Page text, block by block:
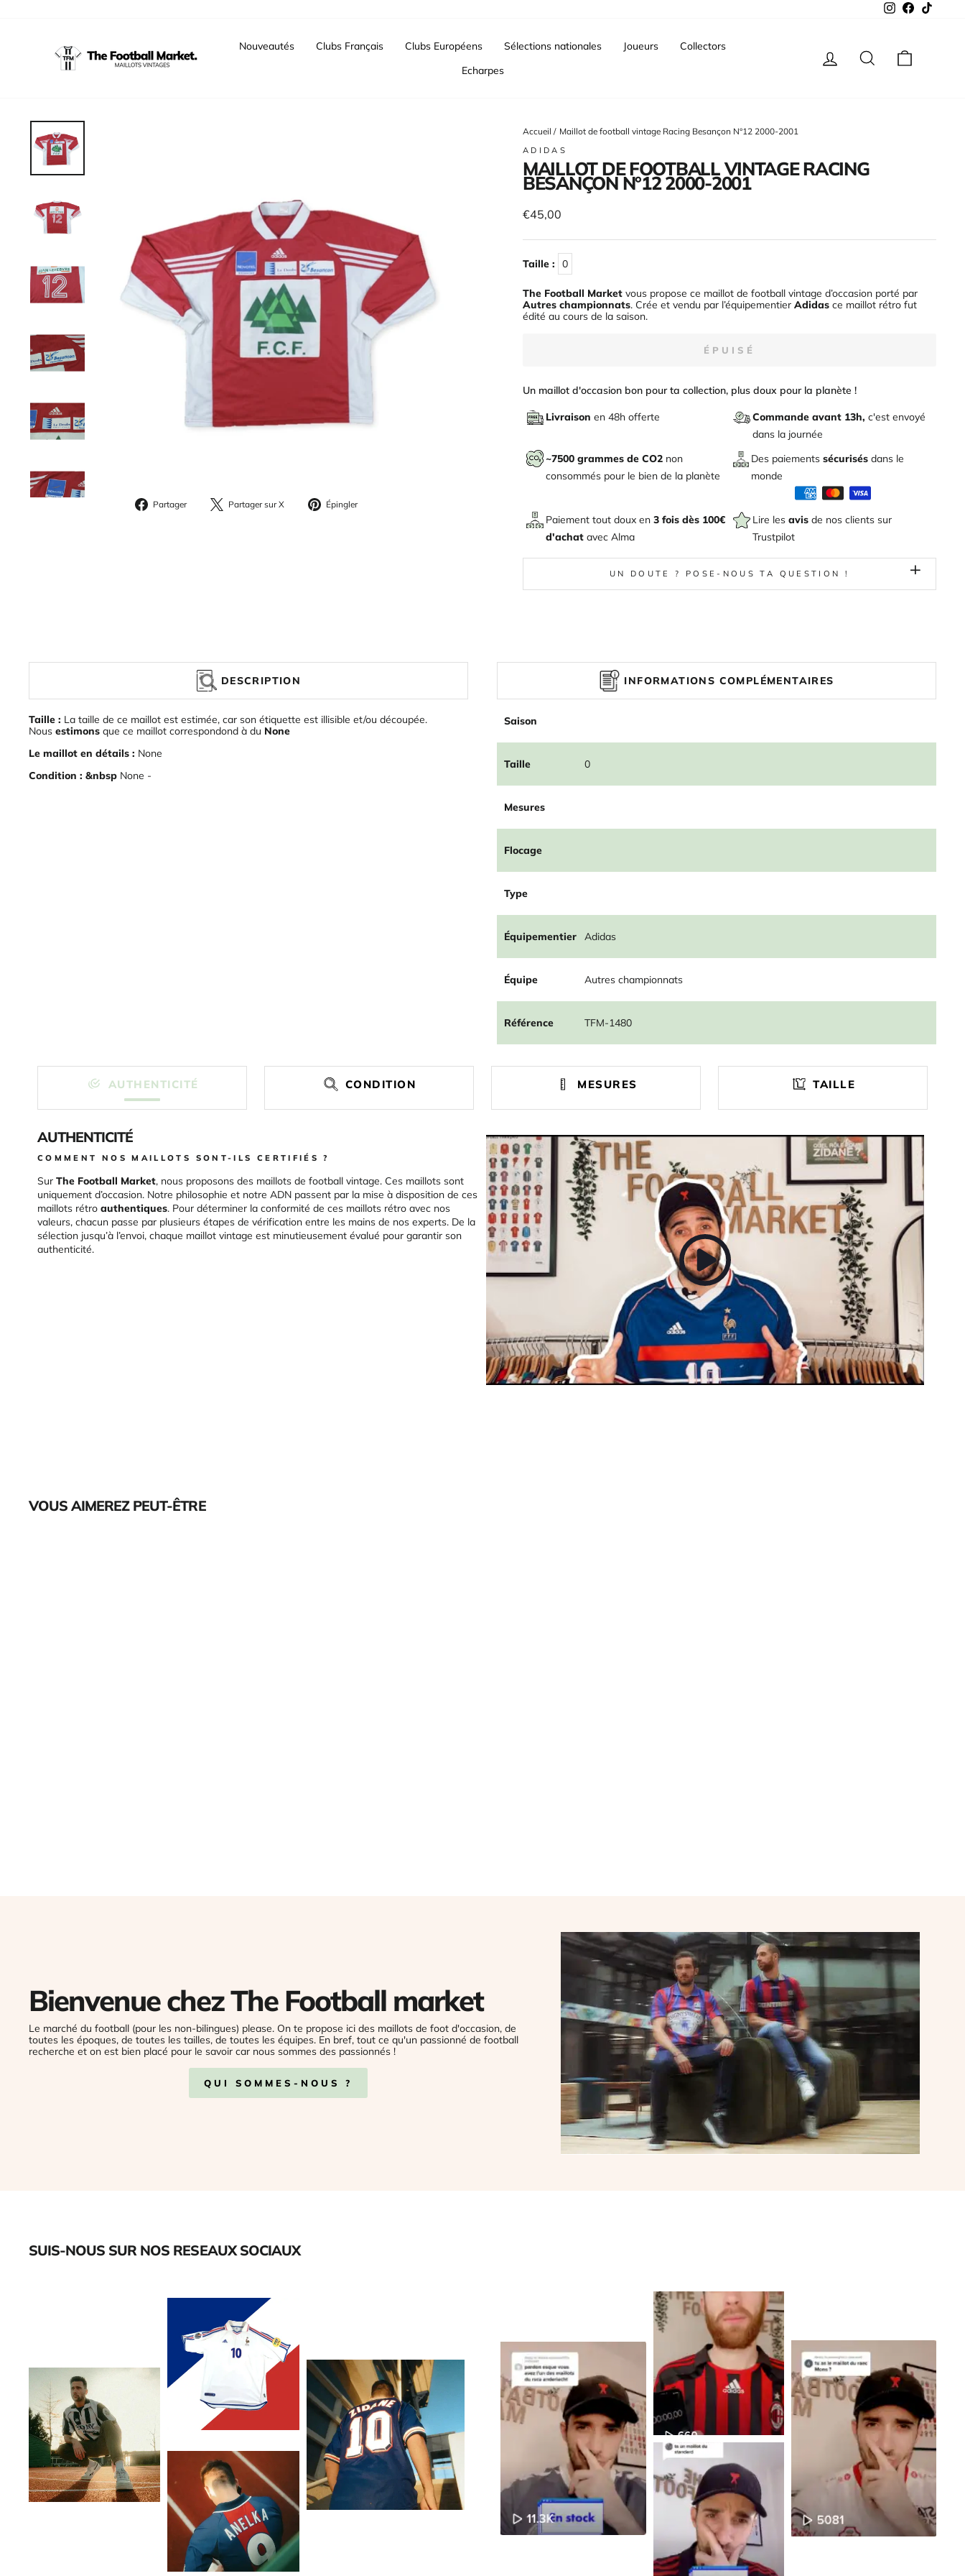
InstagramFacebook
Nouveautés Clubs Français Clubs Européens Sélections nationales Joueurs
Collectors
Echarpes
Se connecterRechercher
Partager
Partager
sur
Partager sur X
PartagerÉpingler
Accueil / Maillot de football vintage Racing Besançon N°12 2000-2001
ADIDAS
MAILLOT DE FOOTBALL VINTAGE RACING
BESANÇON N°12 2000-2001
Prix
€45,00
Taille : 0
The Football Market vous propose ce maillot de football vintage d’occasion porté par
Autres championnats. Crée et vendu par l’équipementier Adidas ce maillot rétro fut
édité au cours de la saison.
ÉPUISÉ
Un maillot d'occasion bon pour ta collection, plus doux pour la planète !
Livraison en 48h offerte Commande avant 13h, c'est envoyé
dans la journée
~7500 grammes de CO2 non
consommés pour le bien de la planète
Des paiements sécurisés dans le
monde
Paiement tout doux en 3 fois dès 100€
d'achat avec Alma
Lire les avis de nos clients sur
Trustpilot
UN DOUTE ? POSE-NOUS TA QUESTION !
DESCRIPTION
Taille : La taille de ce maillot est estimée, car son étiquette est illisible et/ou découpée.
Nous estimons que ce maillot correspondond à du None
Le maillot en détails : None
Condition : &nbsp None -
INFORMATIONS COMPLÉMENTAIRES
Saison
Taille 0
Mesures
Flocage
Type
Équipementier Adidas
Équipe Autres championnats
Référence TFM-1480
AUTHENTICITÉ CONDITION MESURES TAILLE
AUTHENTICITÉ
COMMENT NOS MAILLOTS SONT-ILS CERTIFIÉS ?
Sur The Football Market, nous proposons des maillots de football vintage. Ces maillots sont
uniquement d’occasion. Notre philosophie et notre ADN passent par la mise à disposition de ces
maillots rétro authentiques. Pour déterminer la conformité de ces maillots rétro avec nos
valeurs, chacun passe par plusieurs étapes de vérification entre les mains de nos experts. De la
sélection jusqu’à l’envoi, chaque maillot vintage est minutieusement évalué pour garantir son
authenticité.
VOUS AIMEREZ PEUT-ÊTRE
Bienvenue chez The Football market
Le marché du football (pour les non-bilingues) please. On te propose ici des maillots de foot d'occasion, de
toutes les époques, de toutes les tailles, de toutes les équipes. En bref, tout ce qu'un passionné de football
recherche et on est bien placé pour le savoir car nous sommes des passionnés !
QUI SOMMES-NOUS ?
SUIS-NOUS SUR NOS RESEAUX SOCIAUX